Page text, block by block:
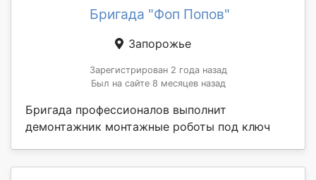
Бригада "Фоп Попов"
Запорожье
Зарегистрирован 2 года назад
Был на сайте 8 месяцев назад
Бригада профессионалов выполнит
демонтажник монтажные роботы под ключ